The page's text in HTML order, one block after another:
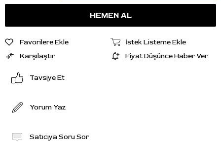
Favorilere Ekle
İstek Listeme Ekle
Karşılaştır
Fiyat Düşünce Haber Ver
Tavsiye Et
Yorum Yaz
Satıcıya Soru Sor